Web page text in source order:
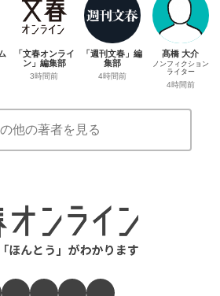
「文春オンライ
ン」編集部
3時間前
「週刊文春」編
集部
4時間前
髙橋 大介
ノンフィクション
ライター
4時間前
他の著者を見る